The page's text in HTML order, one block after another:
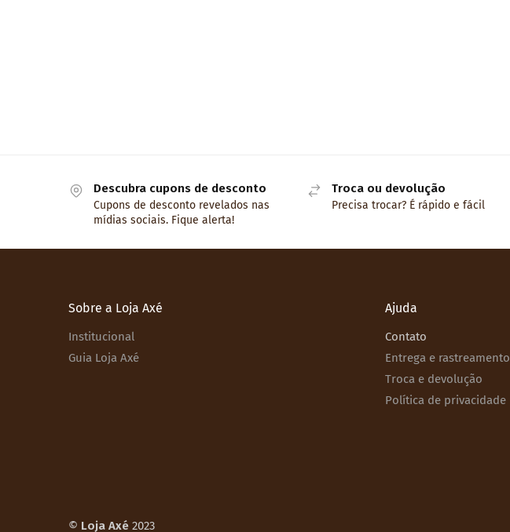
Descubra cupons de desconto
Cupons de desconto revelados nas
mídias sociais. Fique alerta!
Troca ou devolução
Precisa trocar? É rápido e fácil
Sobre a Loja Axé
Institucional
Guia Loja Axé
Ajuda
Contato
Entrega e rastreamento
Troca e devolução
Política de privacidade
© Loja Axé 2023